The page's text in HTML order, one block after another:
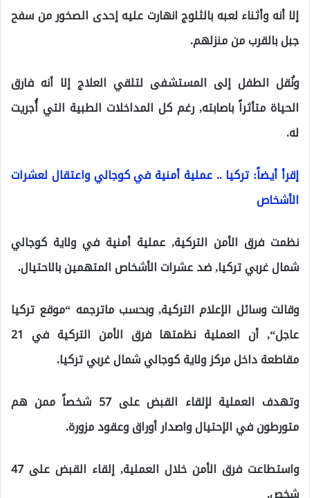
إلا أنه وأثناء لعبه بالثلوج انهارت عليه إحدى الصخور من سفح
جبل بالقرب من منزلهم.
ونُقل الطفل إلى المستشفى لتلقي العلاج إلا أنه فارق
الحياة متأثراً باصابته, رغم كل المداخلات الطبية التي أُجريت
له.
إقرأ أيضاً: تركيا .. عملية أمنية في كوجالي واعتقال لعشرات
الأشخاص
نظمت فرق الأمن التركية, عملية أمنية في ولاية كوجالي
شمال غربي تركيا, ضد عشرات الأشخاص المتهمين بالاحتيال.
وقالت وسائل الإعلام التركية, وبحسب ماترجمه “موقع تركيا
عاجل“, أن العملية نظمتها فرق الأمن التركية في 21
مقاطعة داخل مركز ولاية كوجالي شمال غربي تركيا.
وتهدف العملية لإلقاء القبض على 57 شخصاً ممن هم
متورطون في الإحتيال واصدار أوراق وعقود مزورة.
واستطاعت فرق الأمن خلال العملية, إلقاء القبض على 47